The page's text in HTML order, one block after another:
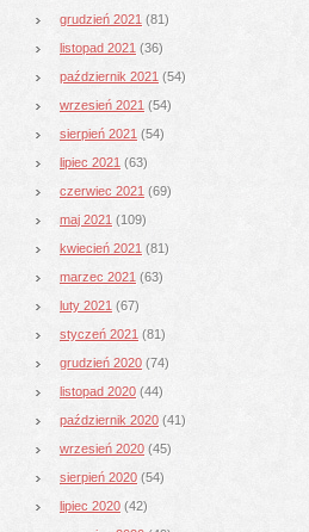
grudzień 2021 (81)
listopad 2021 (36)
październik 2021 (54)
wrzesień 2021 (54)
sierpień 2021 (54)
lipiec 2021 (63)
czerwiec 2021 (69)
maj 2021 (109)
kwiecień 2021 (81)
marzec 2021 (63)
luty 2021 (67)
styczeń 2021 (81)
grudzień 2020 (74)
listopad 2020 (44)
październik 2020 (41)
wrzesień 2020 (45)
sierpień 2020 (54)
lipiec 2020 (42)